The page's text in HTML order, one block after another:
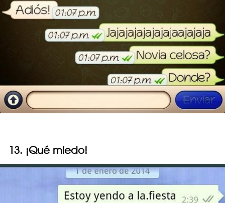
13. ¡Qué miedo!